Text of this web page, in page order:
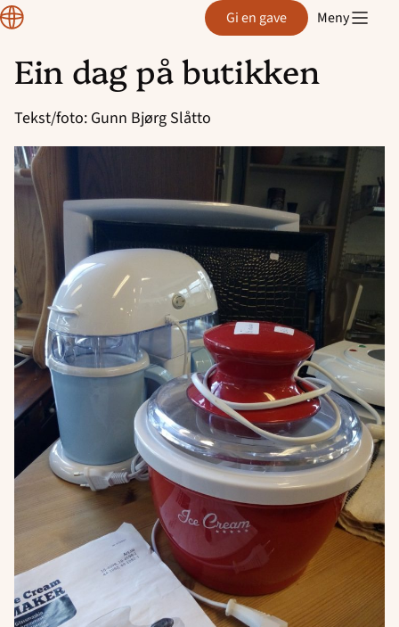
Hopp
innhold
Region
Rogaland Gi en gave Meny
Ein dag på butikken
Tekst/foto: Gunn Bjørg Slåtto